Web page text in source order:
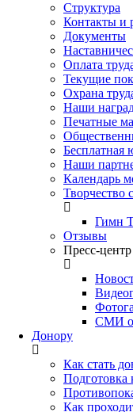
Структура
Контакты и
Документы
Оплата
Текущие
Охрана
Наши
Печатные
Бесплатная
Наши
Календарь
Творчество
Гимн
Отзывы
Пресс-центр
СМИ о
Донору
Как стать
Подготовка
Как